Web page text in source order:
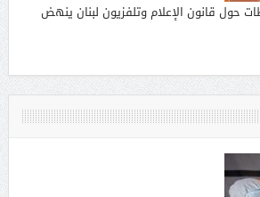
حول قانون الإعلام وتلفزيون لبنان ينهض